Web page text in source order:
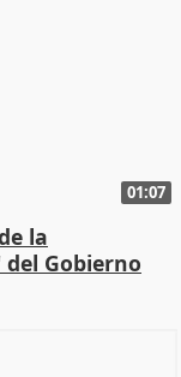
01:07
la
Gobierno